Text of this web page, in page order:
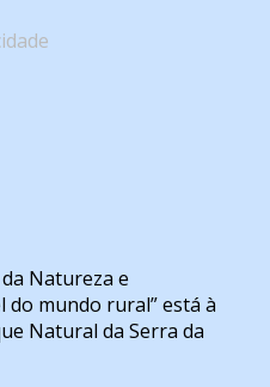
Natureza e
mundo rural” está à
Natural da Serra da